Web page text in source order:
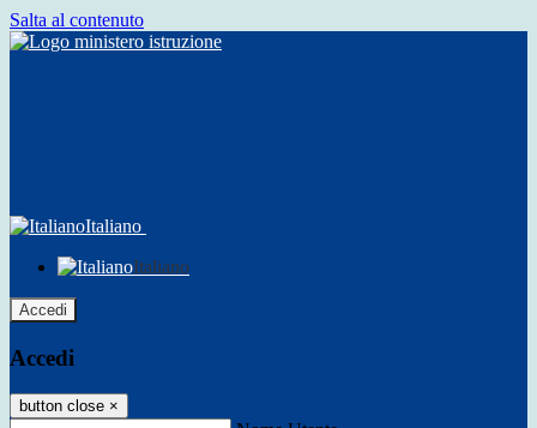
Salta al contenuto
Italiano
Italiano
Accedi
Accedi
button close ×